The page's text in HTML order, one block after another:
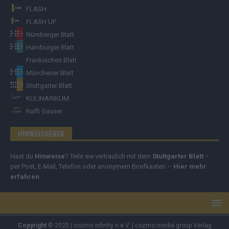
FLASH
FLASH UP
Nürnberger Blatt
Hamburger Blatt
Fränkisches Blatt
Münchener Blatt
Stuttgarter Blatt
KULINARIKUM.
Raffi Gasser
HINWEISGEBER
Hast du Hinweise? Teile sie vertraulich mit dem Stuttgarter Blatt –
per Post, E-Mail, Telefon oder anonymem Briefkasten – Hier mehr
erfahren.
Copyright© 2025 | cozmo infinity n.e.V. | cozmo media group Verlag